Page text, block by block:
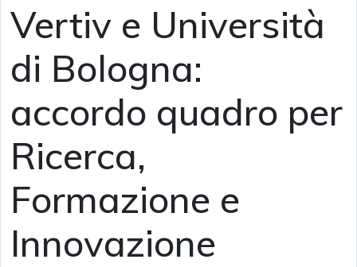
Vertiv e Università
di Bologna:
accordo quadro per
Ricerca,
Formazione e
Innovazione